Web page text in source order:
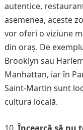
autentice,
asemenea, aceste
vor oferi o viziune
din oraș. De
Brooklyn sau
Manhattan, iar în
Saint-Martin sunt
cultura locală.